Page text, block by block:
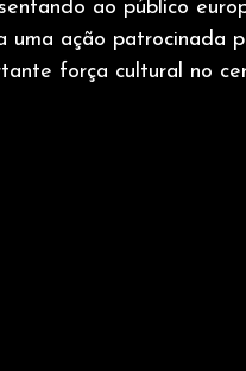
ao público
uma ação patrocinada
força cultural no